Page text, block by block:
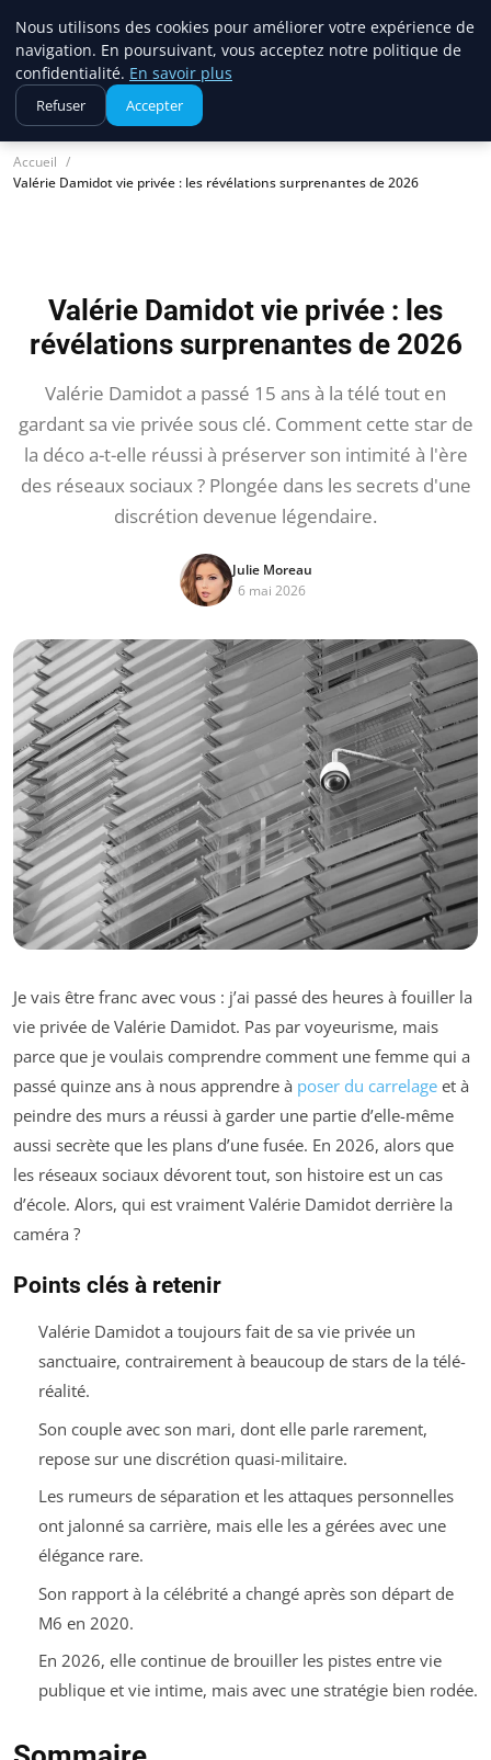
ravenproject
Bricolage et Passion
Accueil
Valérie Damidot vie privée : les révélations surprenantes de 2026
Valérie Damidot vie privée : les
révélations surprenantes de 2026
Valérie Damidot a passé 15 ans à la télé tout en
gardant sa vie privée sous clé. Comment cette star de
la déco a-t-elle réussi à préserver son intimité à l'ère
des réseaux sociaux ? Plongée dans les secrets d'une
discrétion devenue légendaire.
Julie Moreau
6 mai 2026
Je vais être franc avec vous : j’ai passé des heures à fouiller la
vie privée de Valérie Damidot. Pas par voyeurisme, mais
parce que je voulais comprendre comment une femme qui a
passé quinze ans à nous apprendre à poser du carrelage et à
peindre des murs a réussi à garder une partie d’elle-même
aussi secrète que les plans d’une fusée. En 2026, alors que
les réseaux sociaux dévorent tout, son histoire est un cas
d’école. Alors, qui est vraiment Valérie Damidot derrière la
caméra ?
Points clés à retenir
Valérie Damidot a toujours fait de sa vie privée un
sanctuaire, contrairement à beaucoup de stars de la télé-
réalité.
Son couple avec son mari, dont elle parle rarement,
repose sur une discrétion quasi-militaire.
Les rumeurs de séparation et les attaques personnelles
ont jalonné sa carrière, mais elle les a gérées avec une
élégance rare.
Son rapport à la célébrité a changé après son départ de
M6 en 2020.
En 2026, elle continue de brouiller les pistes entre vie
publique et vie intime, mais avec une stratégie bien rodée.
Nous utilisons des cookies pour améliorer votre expérience de
navigation. En poursuivant, vous acceptez notre politique de
confidentialité. En savoir plus
Refuser Accepter